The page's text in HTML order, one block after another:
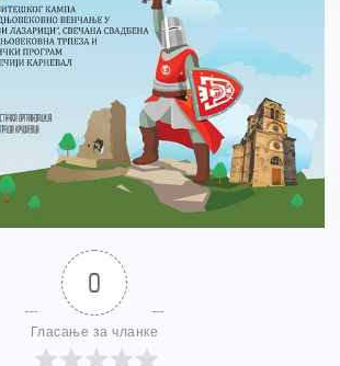
0
Гласање за чланке